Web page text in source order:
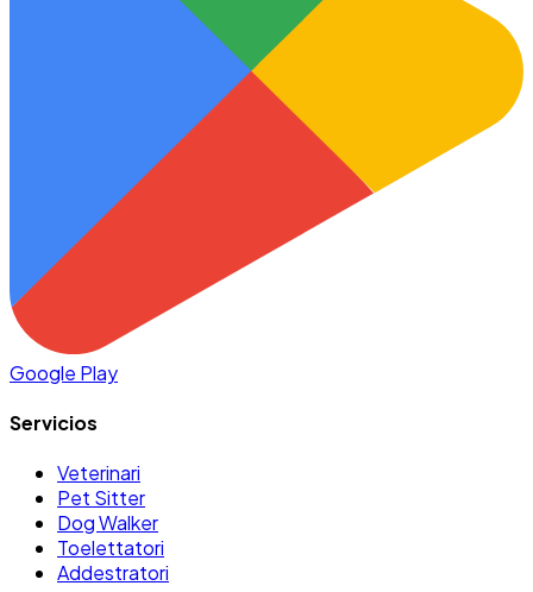
Google Play
Servicios
Veterinari
Pet Sitter
Dog Walker
Toelettatori
Addestratori